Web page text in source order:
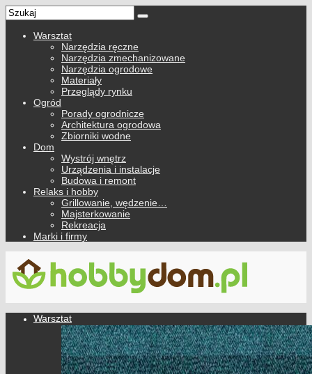
Warsztat
Narzędzia ręczne
Narzędzia zmechanizowane
Narzędzia ogrodowe
Materiały
Przeglądy rynku
Ogród
Porady ogrodnicze
Architektura ogrodowa
Zbiorniki wodne
Dom
Wystrój wnętrz
Urządzenia i instalacje
Budowa i remont
Relaks i hobby
Grillowanie, wędzenie…
Majsterkowanie
Rekreacja
Marki i firmy
Warsztat